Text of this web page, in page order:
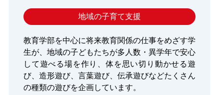
地域の子育て支援
教育学部を中心に将来教育関係の仕事をめざす学
生が、地域の子どもたちが多人数・異学年で安心
して遊べる場を作り、体を思い切り動かせる遊
び、造形遊び、言葉遊び、伝承遊びなどたくさん
の種類の遊びを企画しています。